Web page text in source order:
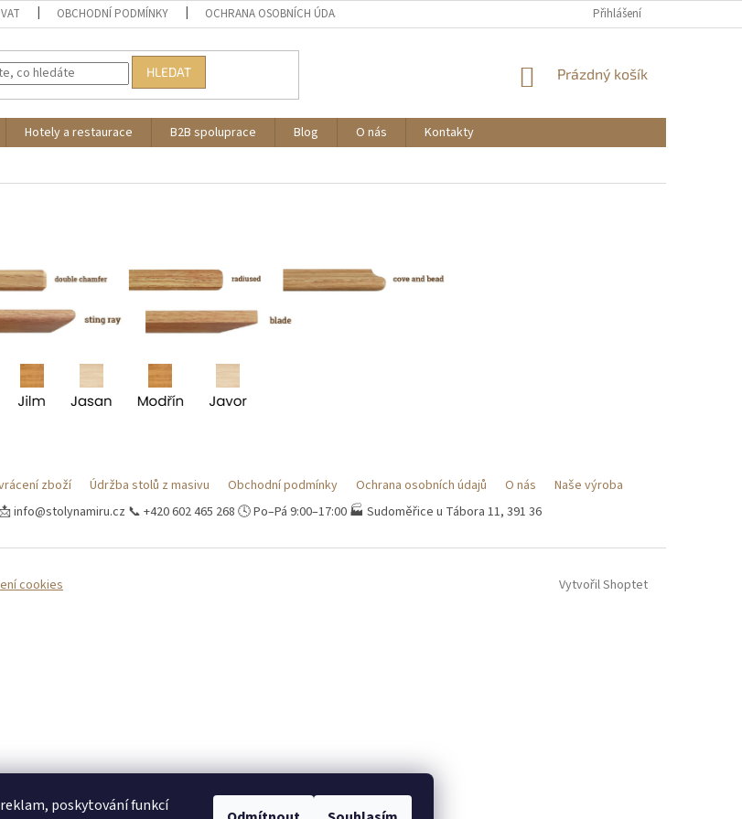
poskytování funkcí
OBCHODNÍ PODMÍNKY OCHRANA OSOBNÍCH ÚDAJŮ Přihlášení
HLEDAT
NÁKUPNÍ
Prázdný košík
Hotely a restaurace B2B spoluprace Blog O nás
Kontakty
zboží Údržba stolů z masivu Obchodní podmínky Ochrana osobních údajů O nás
Naše výroba
📩 info@stolynamiru.cz 📞 +420 602 465 268 🕓 Po–Pá 9:00–17:00 🏭 Sudoměřice u Tábora 11, 391 36
Vytvořil Shoptet
cookies